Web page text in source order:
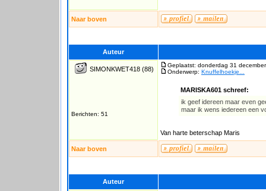
Naar boven
Auteur
SIMONKWET418 (88)
Berichten: 51
Geplaatst: donderdag 31
Onderwerp: Knuffelhoekje...
MARISKA601 schreef:
ik geef idereen maar even
maar ik wens iedereen een
Van harte beterschap Maris
Naar boven
Auteur